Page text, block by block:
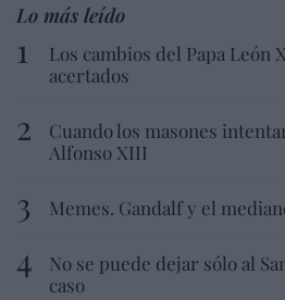
Lo más leído
Los cambios del Papa León
acertados
Cuando los masones
Alfonso XIII
Memes. Gandalf y el
No se puede dejar sólo al
caso